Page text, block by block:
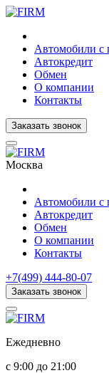
Автомобили с
Автокредит
Обмен
О компании
Контакты
Заказать звонок
Москва
Автомобили с
Автокредит
Обмен
О компании
Контакты
+7(499) 444-80-07
Заказать звонок
Ежедневно
с 9:00 до 21:00